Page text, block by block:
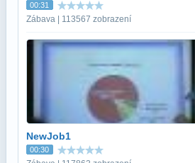
00:31
Zábava | 113567 zobrazení
NewJob1
00:30